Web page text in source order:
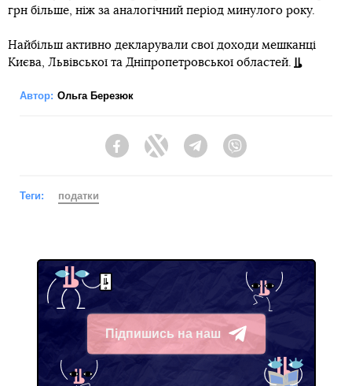
грн більше, ніж за аналогічний період минулого року.
Найбільш активно декларували свої доходи мешканці
Києва, Львівської та Дніпропетровської областей.
Автор: Ольга Березюк
FacebookTwitter Telegram
Теги: податки
Підпишись на наш
Telegram